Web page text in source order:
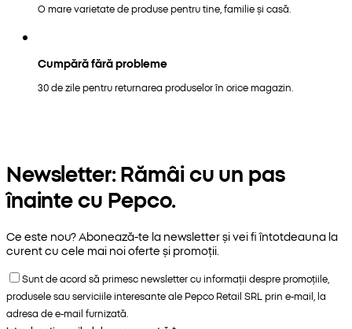
O mare varietate de produse pentru tine, familie și casă.
Cumpără fără probleme
30 de zile pentru returnarea produselor în orice magazin.
Newsletter: Rămâi cu un pas
înainte cu Pepco.
Ce este nou? Abonează-te la newsletter și vei fi întotdeauna la
curent cu cele mai noi oferte și promoții.
Sunt de acord să primesc newsletter cu informații despre promoțiile,
produsele sau serviciile interesante ale Pepco Retail SRL prin e-mail, la
adresa de e-mail furnizată.